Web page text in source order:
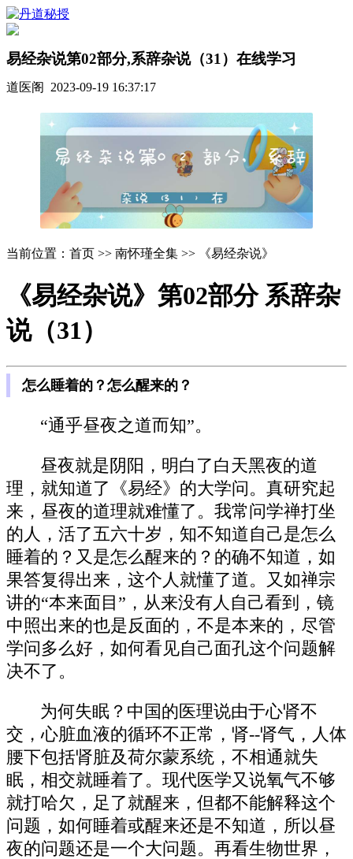
易经杂说第02部分,系辞杂说（31）在线学习
道医阁 2023-09-19 16:37:17
当前位置：首页 >> 南怀瑾全集 >> 《易经杂说》
《易经杂说》第02部分 系辞杂
说（31）
怎么睡着的？怎么醒来的？
“通乎昼夜之道而知”。
昼夜就是阴阳，明白了白天黑夜的道
理，就知道了《易经》的大学问。真研究起
来，昼夜的道理就难懂了。我常问学禅打坐
的人，活了五六十岁，知不知道自己是怎么
睡着的？又是怎么醒来的？的确不知道，如
果答复得出来，这个人就懂了道。又如禅宗
讲的“本来面目”，从来没有人自己看到，镜
中照出来的也是反面的，不是本来的，尽管
学问多么好，如何看见自己面孔这个问题解
决不了。
为何失眠？中国的医理说由于心肾不
交，心脏血液的循环不正常，肾--肾气，人体
腰下包括肾脏及荷尔蒙系统，不相通就失
眠，相交就睡着了。现代医学又说氧气不够
就打哈欠，足了就醒来，但都不能解释这个
问题，如何睡着或醒来还是不知道，所以昼
夜的问题还是一个大问题。再看生物世界，